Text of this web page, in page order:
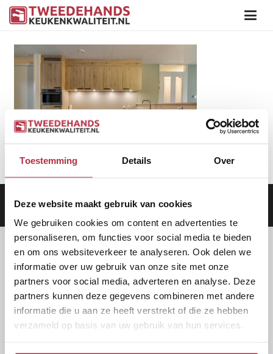
Toestemming Details Over
Deze website maakt gebruik van cookies
We gebruiken cookies om content en advertenties te
personaliseren, om functies voor social media te bieden
en om ons websiteverkeer te analyseren. Ook delen we
informatie over uw gebruik van onze site met onze
partners voor social media, adverteren en analyse. Deze
partners kunnen deze gegevens combineren met andere
informatie die u aan ze heeft verstrekt of die ze hebben
verzameld op basis van uw gebruik van hun services.
Aanbod|Keukens| Levering |Garantie|